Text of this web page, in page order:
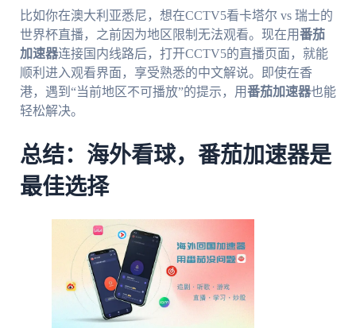
比如你在澳大利亚悉尼，想在CCTV5看卡塔尔 vs 瑞士的
世界杯直播，之前因为地区限制无法观看。现在用番茄
加速器连接国内线路后，打开CCTV5的直播页面，就能
顺利进入观看界面，享受熟悉的中文解说。即使在香
港，遇到“当前地区不可播放”的提示，用番茄加速器也能
轻松解决。
总结：海外看球，番茄加速器是
最佳选择